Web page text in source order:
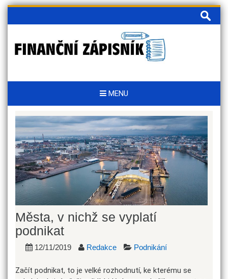
Skip
MENU
Města, v nichž se vyplatí
podnikat
12/11/2019 Redakce Podnikání
Začít podnikat, to je velké rozhodnutí, ke kterému se